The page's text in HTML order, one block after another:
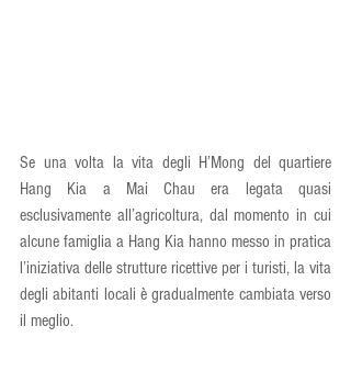
Se una volta la vita degli H’Mong del quartiere
Hang Kia a Mai Chau era legata quasi
esclusivamente all’agricoltura, dal momento in cui
alcune famiglia a Hang Kia hanno messo in pratica
l’iniziativa delle strutture ricettive per i turisti, la vita
degli abitanti locali è gradualmente cambiata verso
il meglio.